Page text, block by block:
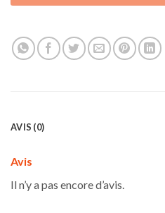
AVIS (0)
Avis
Il n’y a pas encore d’avis.